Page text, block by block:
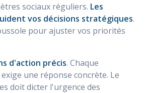
sociaux réguliers. Les
vos décisions stratégiques.
pour ajuster vos priorités
d'action précis. Chaque
une réponse concrète. Le
doit dicter l'urgence des